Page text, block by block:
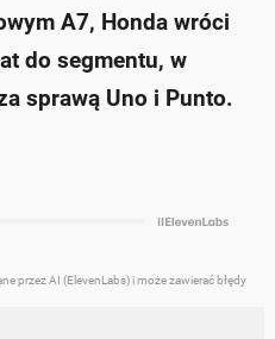
A7, Honda wróci
do segmentu, w
sprawą Uno i Punto.
przez AI (ElevenLabs) i może zawierać błędy